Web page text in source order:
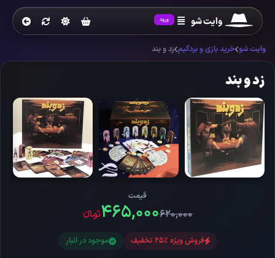
وایت شو ورود
وایت شو خرید بازی و بردگیم زد و بند
زد و بند
قیمت
۶۲۰,۰۰۰۴۶۵,۰۰۰تومانءء
فروش ویژه %25 تخفیف موجود در انبار